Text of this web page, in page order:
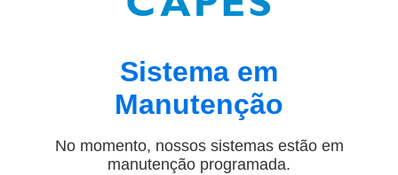
Sistema em
Manutenção
No momento, nossos sistemas estão em
manutenção programada.